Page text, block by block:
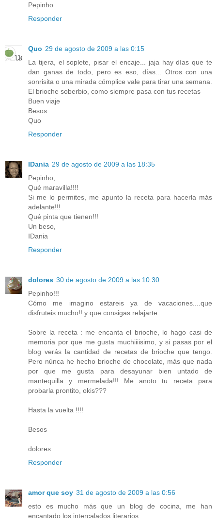
Pepinho
Responder
Quo 29 de agosto de 2009 a las 0:15
La tijera, el soplete, pisar el encaje... jaja hay días que te
dan ganas de todo, pero es eso, días... Otros con una
sonrisita o una mirada cómplice vale para tirar una semana.
El brioche soberbio, como siempre pasa con tus recetas
Buen viaje
Besos
Quo
Responder
IDania 29 de agosto de 2009 a las 18:35
Pepinho,
Qué maravilla!!!!
Si me lo permites, me apunto la receta para hacerla más
adelante!!!
Qué pinta que tienen!!!
Un beso,
IDania
Responder
dolores 30 de agosto de 2009 a las 10:30
Pepinho!!!
Cómo me imagino estareis ya de vacaciones....que
disfruteis mucho!! y que consigas relajarte.
Sobre la receta : me encanta el brioche, lo hago casi de
memoria por que me gusta muchiiiisimo, y si pasas por el
blog verás la cantidad de recetas de brioche que tengo.
Pero núnca he hecho brioche de chocolate, más que nada
por que me gusta para desayunar bien untado de
mantequilla y mermelada!!! Me anoto tu receta para
probarla prontito, okis???
Hasta la vuelta !!!!
Besos
dolores
Responder
amor que soy 31 de agosto de 2009 a las 0:56
esto es mucho más que un blog de cocina, me han
encantado los intercalados literarios